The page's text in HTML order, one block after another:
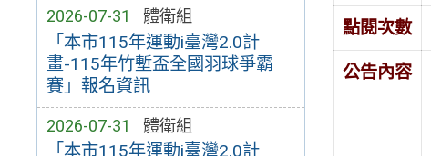
2026-07-31 體衛組
「本市115年運動i臺灣2.0計
畫-115年竹塹盃全國羽球爭霸
賽」報名資訊
2026-07-31 體衛組
「本市115年運動i臺灣2.0計
點閱次數
公告內容